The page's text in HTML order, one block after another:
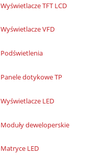
Wyświetlacze TFT LCD
Wyświetlacze VFD
Podświetlenia
Panele dotykowe TP
Wyświetlacze LED
Moduły deweloperskie
Matryce LED